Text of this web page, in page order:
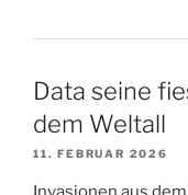
Data seine
dem Weltall
11. FEBRUAR 2026